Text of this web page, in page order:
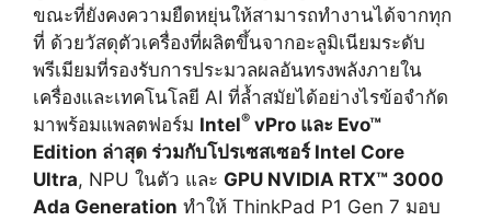
ขณะที่ยังคงความยืดหยุ่นให้สามารถทำงานได้จากทุก
ที่ ด้วยวัสดุตัวเครื่องที่ผลิตขึ้นจากอะลูมิเนียมระดับ
พรีเมียมที่รองรับการประมวลผลอันทรงพลังภายใน
เครื่องและเทคโนโลยี AI ที่ล้ำสมัยได้อย่างไรข้อจำกัด
มาพร้อมแพลตฟอร์ม Intel® vPro และ Evo™
Edition ล่าสุด ร่วมกับโปรเซสเซอร์ Intel Core
Ultra, NPU ในตัว และ GPU NVIDIA RTX™ 3000
Ada Generation ทำให้ ThinkPad P1 Gen 7 มอบ